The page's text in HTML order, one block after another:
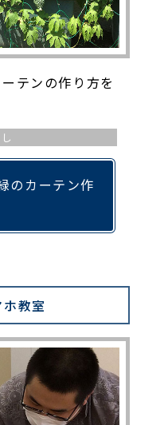
テンの作り方を
のカーテン作
教室